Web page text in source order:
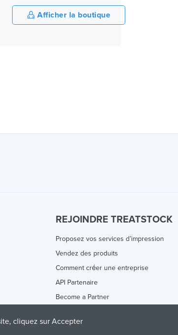
Afficher la boutique
REJOINDRE TREATSTOCK
Proposez vos services d’impression
Vendez des produits
Comment créer une entreprise
API Partenaire
Become a Partner
cliquez sur Accepter